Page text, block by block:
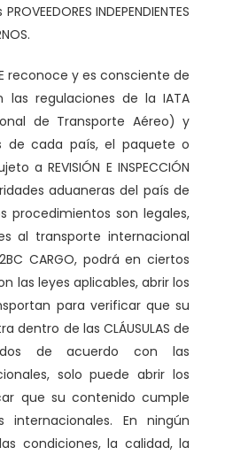
INDEPENDIENTES
reconoce y es consciente de
regulaciones de la IATA
de Transporte Aéreo) y
de cada país, el paquete o
a REVISIÓN E INSPECCIÓN
aduaneras del país de
procedimientos son legales,
al transporte internacional
CARGO, podrá en ciertos
las leyes aplicables, abrir los
para verificar que su
dentro de las CLÁUSULAS de
de acuerdo con las
solo puede abrir los
que su contenido cumple
internacionales. En ningún
condiciones, la calidad, la